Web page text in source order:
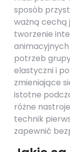
sposób
ważną cechą
tworzenie
potrzeb
elastyczni i
zmieniające
istotne
różne
technik
zapewnić